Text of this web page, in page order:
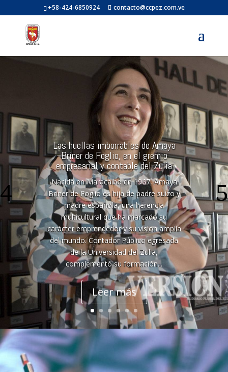
+58-424-6850924 contacto@ccpez.com.ve
Las huellas imborrables de Amaya
Briner de Foglio, en el gremio
empresarial y contable del Zulia
Nacida en Maracaibo en 1967, Amaya
Briner de Foglio es hija de padre suizo y
madre española, una herencia
multicultural que ha marcado su
carácter emprendedor y su visión amplia
del mundo. Contador Público egresada
de la Universidad del Zulia,
complementó su formación...
Leer más